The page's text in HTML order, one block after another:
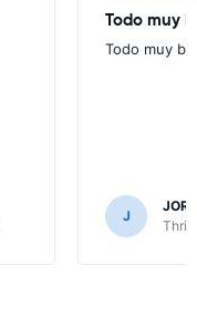
Todo muy
Todo muy
J